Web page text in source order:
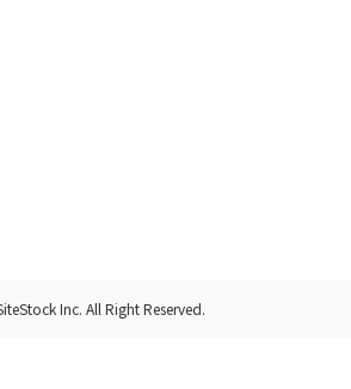
Inc. All Right Reserved.